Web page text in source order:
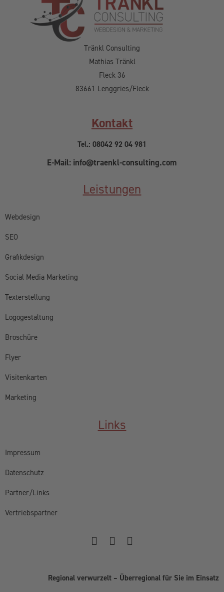
Tränkl Consulting
Mathias Tränkl
Fleck 36
83661 Lenggries/Fleck
Kontakt
Tel.: 08042 92 04 981
E-Mail: info@traenkl-consulting.com
Leistungen
Webdesign
SEO
Grafikdesign
Social Media Marketing
Texterstellung
Logogestaltung
Broschüre
Flyer
Visitenkarten
Marketing
Links
Impressum
Datenschutz
Partner/Links
Vertriebspartner
Regional verwurzelt – Überregional für Sie im Einsatz